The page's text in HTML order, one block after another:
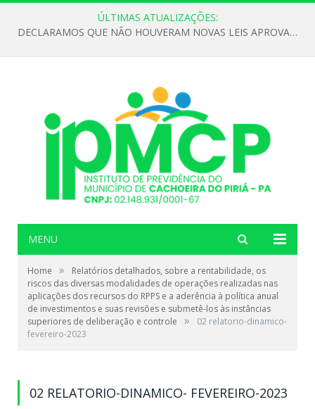
ÚLTIMAS ATUALIZAÇÕES:
DECLARAMOS QUE NÃO HOUVERAM NOVAS LEIS APROVADAS ATÉ O MOMENTO PARA O INSTITUTO DE PREVIDÊNCIA NO ANO DE 2026
MENU
Home »
Relatórios detalhados, sobre a rentabilidade, os
riscos das diversas modalidades de operações realizadas nas
aplicações dos recursos do RPPS e a aderência à política anual
de investimentos e suas revisões e submetê-los às instâncias
superiores de deliberação e controle
»
02 relatorio-dinamico-
fevereiro-2023
02 RELATORIO-DINAMICO- FEVEREIRO-2023